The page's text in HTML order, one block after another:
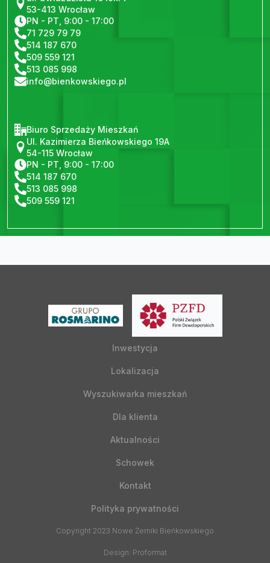
53-413 Wrocław
PN - PT, 9:00 - 17:00
71 729 79 79
514 187 670
509 559 121
513 085 998
info@bienkowskiego.pl
Biuro Sprzedaży Mieszkań
Ul. Kazimierza Bieńkowskiego 19A
54-115 Wrocław
PN - PT, 9:00 - 17:00
514 187 670
513 085 998
509 559 121
Inwestycja
Lokalizacja
Wyszukiwarka mieszkań
Dla klienta
Aktualności
Schowek
Kontakt
Polityka prywatności
Copyright 2023 Nowe Żerniki Bieńkowskiego
Design: Proformat